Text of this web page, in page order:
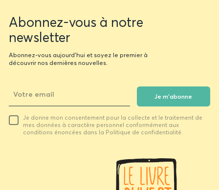
Newsletter
form
Abonnez-vous à notre
newsletter
Abonnez-vous aujourd'hui et soyez le premier à
découvrir nos dernières nouvelles.
email
Je m'abonne
Je donne mon consentement pour la collecte et le traitement de
mes données à caractère personnel conformément aux
conditions énoncées dans la Politique de confidentialité.